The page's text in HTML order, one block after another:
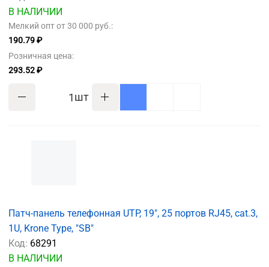
В НАЛИЧИИ
Мелкий опт от 30 000 руб.:
190.79 ₽
Розничная цена:
293.52 ₽
шт
Патч-панель телефонная UTP, 19", 25 портов RJ45, cat.3,
1U, Krone Type, "SB"
Код: 68291
В НАЛИЧИИ